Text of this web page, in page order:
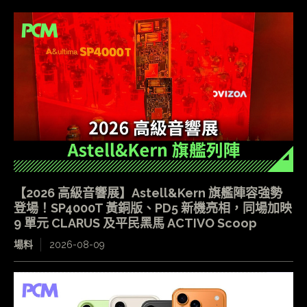
【2026 高級音響展】Astell&Kern 旗艦陣容強勢
登場！SP4000T 黃銅版、PD5 新機亮相，同場加映
9 單元 CLARUS 及平民黑馬 ACTIVO Scoop
場料 2026-08-09